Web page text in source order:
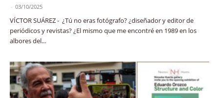
- 03/10/2025
VÍCTOR SUÁREZ - ¿Tú no eras fotógrafo? ¿diseñador y editor de
periódicos y revistas? ¿El mismo que me encontré en 1989 en los
albores del...